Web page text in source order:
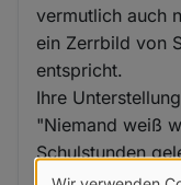
vermutlich auch
ein Zerrbild von
entspricht.
Ihre
"Niemand weiß
Schulstunden
von